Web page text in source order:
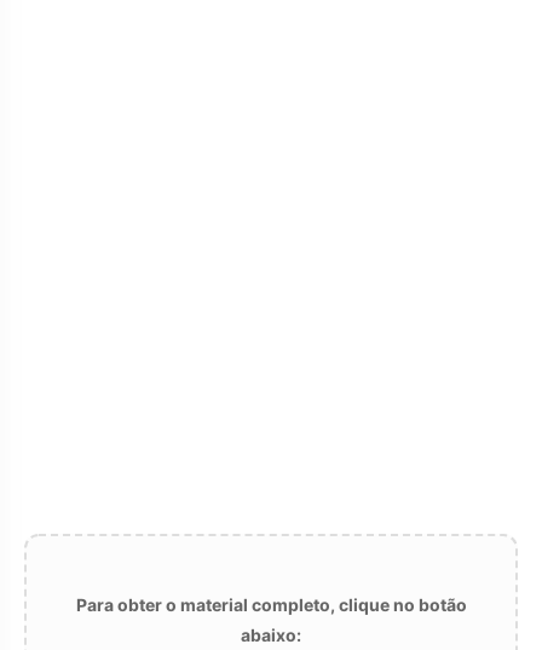
Para obter o material completo, clique no botão
abaixo: